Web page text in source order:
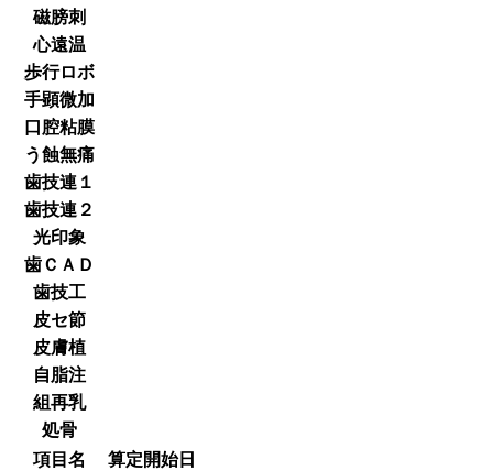
磁膀刺
心遠温
歩行ロボ
手顕微加
口腔粘膜
う蝕無痛
歯技連１
歯技連２
光印象
歯ＣＡＤ
歯技工
皮セ節
皮膚植
自脂注
組再乳
処骨
項目名
算定開始日